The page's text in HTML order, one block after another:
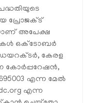
പ്രോജക്ട്
അപേക്ഷ
ഒക്‌ടോബര്‍
ഡയറക്ടര്‍, കേരള
കോര്‍പ്പറേഷന്‍,
എന്ന മേല്‍
എന്ന